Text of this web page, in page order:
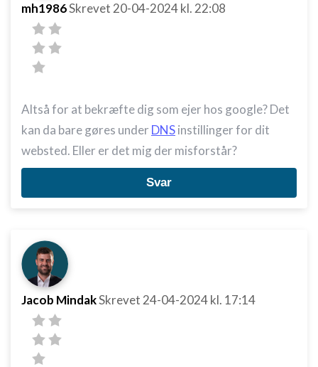
mh1986Skrevet 20-04-2024kl. 22:08
Altså for at bekræfte dig som ejer hos google? Det
kan da bare gøres under DNSinstillinger for dit
websted. Eller er det mig der misforstår?
Svar
Jacob MindakSkrevet 24-04-2024kl. 17:14